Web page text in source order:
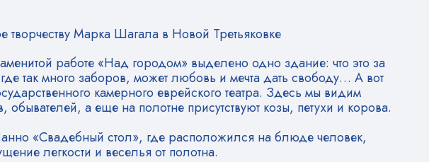
Марка Шагала в Новой Третьяковке
работе «Над городом» выделено одно здание: что это за
так много заборов, может любовь и мечта дать свободу… А вот
камерного еврейского театра. Здесь мы видим
а еще на полотне присутствуют козы, петухи и корова.
«Свадебный стол», где расположился на блюде человек,
легкости и веселья от полотна.